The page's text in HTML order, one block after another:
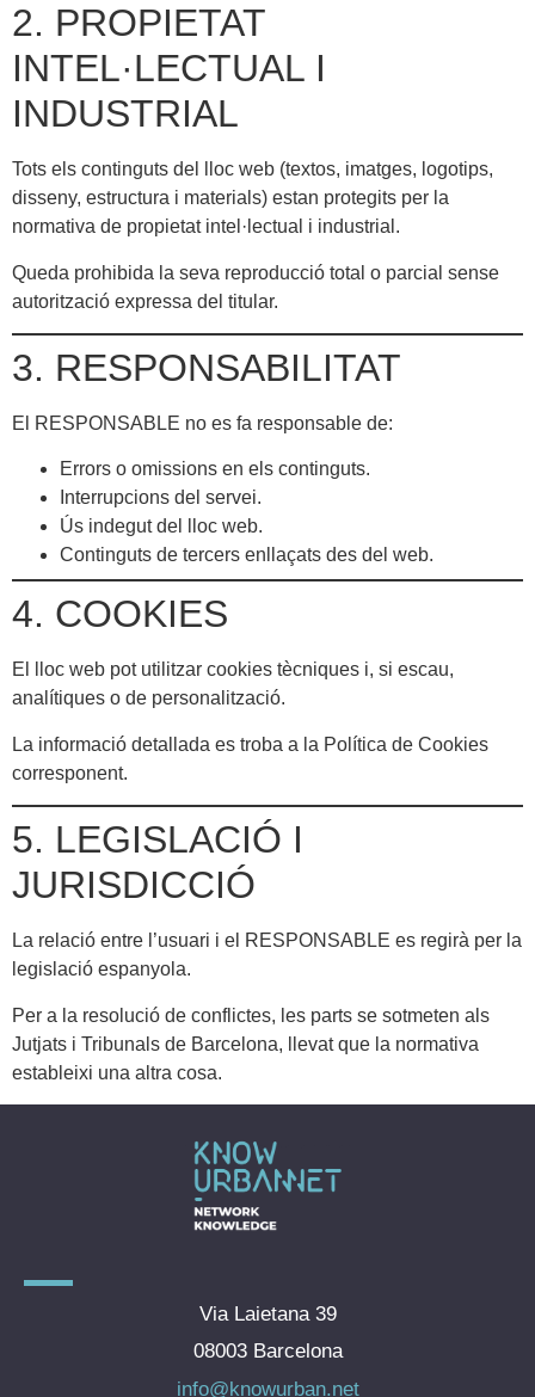
2. PROPIETAT
INTEL·LECTUAL I
INDUSTRIAL
Tots els continguts del lloc web (textos, imatges, logotips,
disseny, estructura i materials) estan protegits per la
normativa de propietat intel·lectual i industrial.
Queda prohibida la seva reproducció total o parcial sense
autorització expressa del titular.
3. RESPONSABILITAT
El RESPONSABLE no es fa responsable de:
Errors o omissions en els continguts.
Interrupcions del servei.
Ús indegut del lloc web.
Continguts de tercers enllaçats des del web.
4. COOKIES
El lloc web pot utilitzar cookies tècniques i, si escau,
analítiques o de personalització.
La informació detallada es troba a la Política de Cookies
corresponent.
5. LEGISLACIÓ I
JURISDICCIÓ
La relació entre l’usuari i el RESPONSABLE es regirà per la
legislació espanyola.
Per a la resolució de conflictes, les parts se sotmeten als
Jutjats i Tribunals de Barcelona, llevat que la normativa
estableixi una altra cosa.
Via Laietana 39
08003 Barcelona
info@knowurban.net